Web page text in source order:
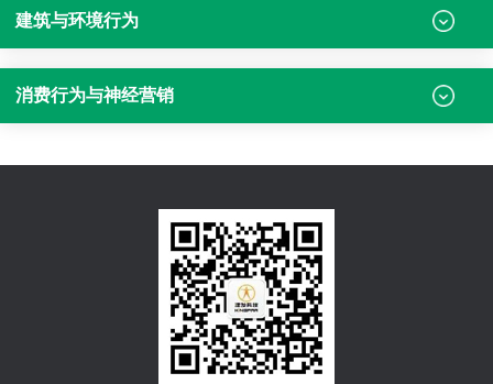
建筑与环境行为
消费行为与神经营销